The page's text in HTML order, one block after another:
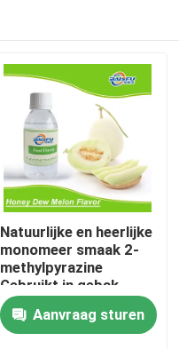
Natuurlijke en heerlijke
monomeer smaak 2-
methylpyrazine
Gebruikt in gebak,
koele dranken, tabak
Aanvraag sturen